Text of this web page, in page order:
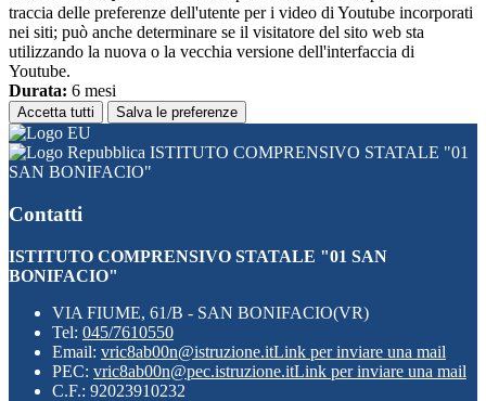
traccia delle preferenze dell'utente per i video di Youtube incorporati
nei siti; può anche determinare se il visitatore del sito web sta
utilizzando la nuova o la vecchia versione dell'interfaccia di
Youtube.
Durata: 6 mesi
Accetta tutti Salva le preferenze
ISTITUTO COMPRENSIVO STATALE "01
SAN BONIFACIO"
Contatti
ISTITUTO COMPRENSIVO STATALE "01 SAN
BONIFACIO"
VIA FIUME, 61/B - SAN BONIFACIO(VR)
Tel: 045/7610550
Email: vric8ab00n@istruzione.itLink per inviare una mail
PEC: vric8ab00n@pec.istruzione.itLink per inviare una mail
C.F.: 92023910232